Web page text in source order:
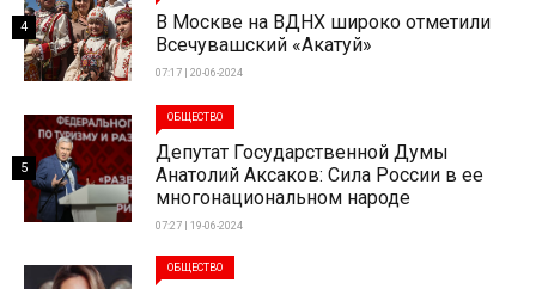
В Москве на ВДНХ широко отметили
Всечувашский «Акатуй»
07:17 | 20-06-2024
4
ОБЩЕСТВО
Депутат Государственной Думы
Анатолий Аксаков: Сила России в ее
многонациональном народе
07:27 | 19-06-2024
5
ОБЩЕСТВО